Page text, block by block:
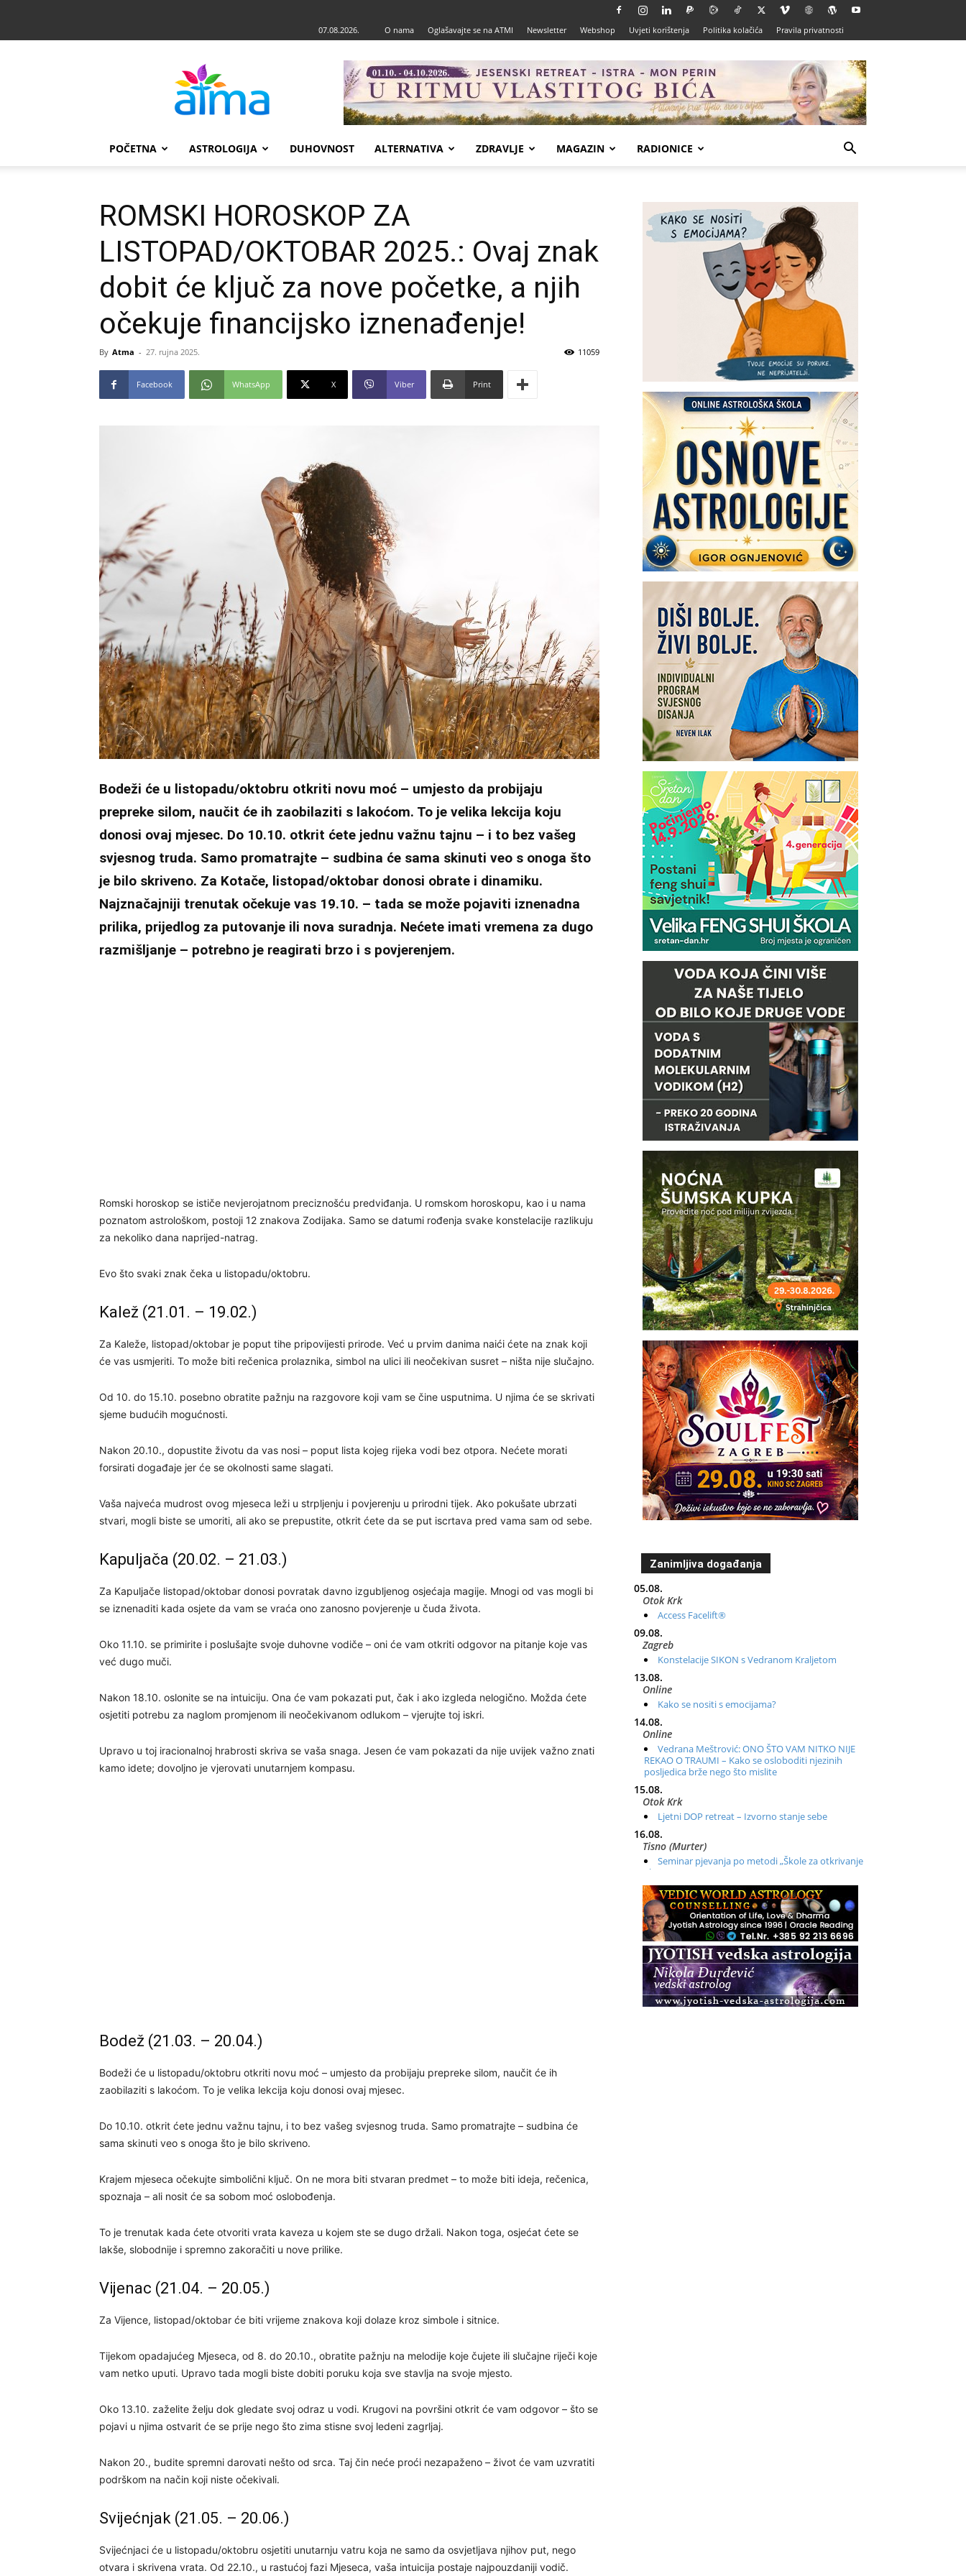
07.08.2026. O nama Oglašavajte se na ATMI Newsletter Webshop Uvjeti korištenja Politika kolačića Pravila privatnosti
POČETNA ASTROLOGIJA DUHOVNOST ALTERNATIVA ZDRAVLJE MAGAZIN RADIONICE
ROMSKI HOROSKOP ZA
LISTOPAD/OKTOBAR 2025.: Ovaj znak
dobit će ključ za nove početke, a njih
očekuje financijsko iznenađenje!
By Atma - 27. rujna 2025. 11059
Facebook WhatsApp X Viber Print
Bodeži će u listopadu/oktobru otkriti novu moć – umjesto da probijaju
prepreke silom, naučit će ih zaobilaziti s lakoćom. To je velika lekcija koju
donosi ovaj mjesec. Do 10.10. otkrit ćete jednu važnu tajnu – i to bez vašeg
svjesnog truda. Samo promatrajte – sudbina će sama skinuti veo s onoga što
je bilo skriveno. Za Kotače, listopad/oktobar donosi obrate i dinamiku.
Najznačajniji trenutak očekuje vas 19.10. – tada se može pojaviti iznenadna
prilika, prijedlog za putovanje ili nova suradnja. Nećete imati vremena za dugo
razmišljanje – potrebno je reagirati brzo i s povjerenjem.
Romski horoskop se ističe nevjerojatnom preciznošću predviđanja. U romskom horoskopu, kao i u nama
poznatom astrološkom, postoji 12 znakova Zodijaka. Samo se datumi rođenja svake konstelacije razlikuju
za nekoliko dana naprijed-natrag.
Evo što svaki znak čeka u listopadu/oktobru.
Kalež (21.01. – 19.02.)
Za Kaleže, listopad/oktobar je poput tihe pripovijesti prirode. Već u prvim danima naići ćete na znak koji
će vas usmjeriti. To može biti rečenica prolaznika, simbol na ulici ili neočekivan susret – ništa nije slučajno.
Od 10. do 15.10. posebno obratite pažnju na razgovore koji vam se čine usputnima. U njima će se skrivati
sjeme budućih mogućnosti.
Nakon 20.10., dopustite životu da vas nosi – poput lista kojeg rijeka vodi bez otpora. Nećete morati
forsirati događaje jer će se okolnosti same slagati.
Vaša najveća mudrost ovog mjeseca leži u strpljenju i povjerenju u prirodni tijek. Ako pokušate ubrzati
stvari, mogli biste se umoriti, ali ako se prepustite, otkrit ćete da se put iscrtava pred vama sam od sebe.
Kapuljača (20.02. – 21.03.)
Za Kapuljače listopad/oktobar donosi povratak davno izgubljenog osjećaja magije. Mnogi od vas mogli bi
se iznenaditi kada osjete da vam se vraća ono zanosno povjerenje u čuda života.
Oko 11.10. se primirite i poslušajte svoje duhovne vodiče – oni će vam otkriti odgovor na pitanje koje vas
već dugo muči.
Nakon 18.10. oslonite se na intuiciju. Ona će vam pokazati put, čak i ako izgleda nelogično. Možda ćete
osjetiti potrebu za naglom promjenom ili neočekivanom odlukom – vjerujte toj iskri.
Upravo u toj iracionalnoj hrabrosti skriva se vaša snaga. Jesen će vam pokazati da nije uvijek važno znati
kamo idete; dovoljno je vjerovati unutarnjem kompasu.
Bodež (21.03. – 20.04.)
Bodeži će u listopadu/oktobru otkriti novu moć – umjesto da probijaju prepreke silom, naučit će ih
zaobilaziti s lakoćom. To je velika lekcija koju donosi ovaj mjesec.
Do 10.10. otkrit ćete jednu važnu tajnu, i to bez vašeg svjesnog truda. Samo promatrajte – sudbina će
sama skinuti veo s onoga što je bilo skriveno.
Krajem mjeseca očekujte simbolični ključ. On ne mora biti stvaran predmet – to može biti ideja, rečenica,
spoznaja – ali nosit će sa sobom moć oslobođenja.
To je trenutak kada ćete otvoriti vrata kaveza u kojem ste se dugo držali. Nakon toga, osjećat ćete se
lakše, slobodnije i spremno zakoračiti u nove prilike.
Vijenac (21.04. – 20.05.)
Za Vijence, listopad/oktobar će biti vrijeme znakova koji dolaze kroz simbole i sitnice.
Tijekom opadajućeg Mjeseca, od 8. do 20.10., obratite pažnju na melodije koje čujete ili slučajne riječi koje
vam netko uputi. Upravo tada mogli biste dobiti poruku koja sve stavlja na svoje mjesto.
Oko 13.10. zaželite želju dok gledate svoj odraz u vodi. Krugovi na površini otkrit će vam odgovor – što se
pojavi u njima ostvarit će se prije nego što zima stisne svoj ledeni zagrljaj.
Nakon 20., budite spremni darovati nešto od srca. Taj čin neće proći nezapaženo – život će vam uzvratiti
podrškom na način koji niste očekivali.
Svijećnjak (21.05. – 20.06.)
Svijećnjaci će u listopadu/oktobru osjetiti unutarnju vatru koja ne samo da osvjetljava njihov put, nego
otvara i skrivena vrata. Od 22.10., u rastućoj fazi Mjeseca, vaša intuicija postaje najpouzdaniji vodič.
Zanimljiva događanja
05.08.
Otok Krk
Access Facelift®
09.08.
Zagreb
Konstelacije SIKON s Vedranom Kraljetom
13.08.
Online
Kako se nositi s emocijama?
14.08.
Online
Vedrana Meštrović: ONO ŠTO VAM NITKO NIJE
REKAO O TRAUMI – Kako se osloboditi njezinih
posljedica brže nego što mislite
15.08.
Otok Krk
Ljetni DOP retreat – Izvorno stanje sebe
16.08.
Tisno (Murter)
Seminar pjevanja po metodi „Škole za otkrivanje
glasa“
20.08.
Online
Radionica: Pomagači iz drugih dimenzija Online –
otvoreno za sve
21.08.
Zagreb+Online
Osnovni ThetaHealing® tečaj, Zagreb i Online
22.08.
Pula